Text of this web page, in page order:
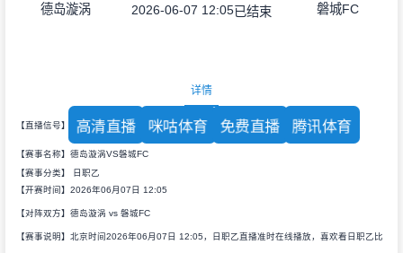
德岛漩涡 2026-06-07 12:05已结束 磐城FC
详情
【直播信号】 高清直播 咪咕体育 免费直播 腾讯体育
【赛事名称】德岛漩涡VS磐城FC
【赛事分类】
日职乙
【开赛时间】2026年06月07日 12:05
【对阵双方】德岛漩涡 vs 磐城FC
【赛事说明】北京时间2026年06月07日 12:05，日职乙直播准时在线播放，喜欢看日职乙比